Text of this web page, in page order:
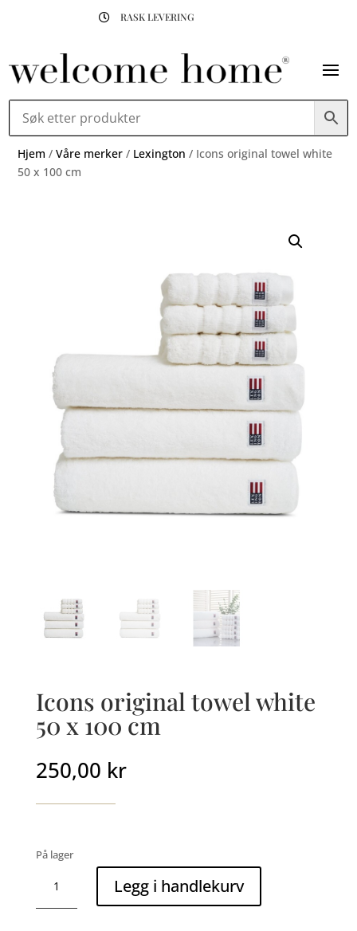
 RASK LEVERING
Hjem /Våre merker / Lexington / Icons original towel white
50 x 100 cm
Icons original towel white
50 x 100 cm
250,00 kr
På lager
original
towel
Legg i handlekurv